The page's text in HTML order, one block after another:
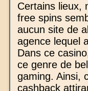
Certains lieux,
free spins
aucun site de
agence lequel
Dans ce
ce genre de
gaming. Ainsi,
cashback